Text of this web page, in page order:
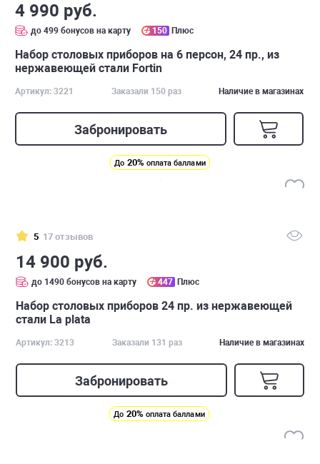
4 990 руб.
до 499 бонусов на карту 150 Плюс
Набор столовых приборов на 6 персон, 24 пр., из
нержавеющей стали Fortin
Артикул: 3221 Заказали 150 раз Наличие в магазинах
Забронировать
До 20% оплата баллами
5 17 отзывов
14 900 руб.
до 1490 бонусов на карту 447 Плюс
Набор столовых приборов 24 пр. из нержавеющей
стали La plata
Артикул: 3213 Заказали 131 раз Наличие в магазинах
Забронировать
До 20% оплата баллами